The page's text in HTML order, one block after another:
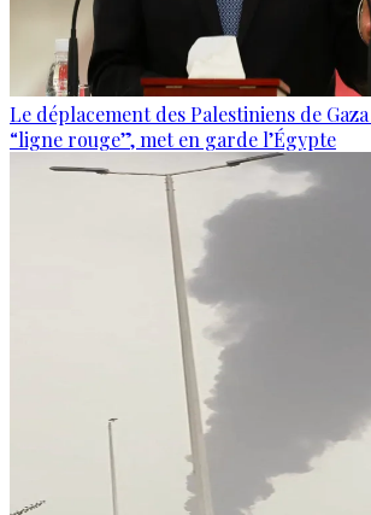
Le déplacement des Palestiniens de
“ligne rouge”, met en garde l’Égypte